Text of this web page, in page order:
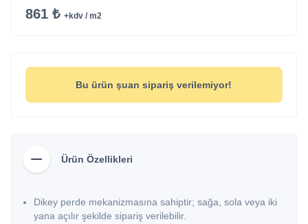
861 ₺ +kdv / m2
Bu ürün şuan sipariş verilemiyor!
Ürün Özellikleri
Dikey perde mekanizmasına sahiptir; sağa, sola veya iki
yana açılır şekilde sipariş verilebilir.